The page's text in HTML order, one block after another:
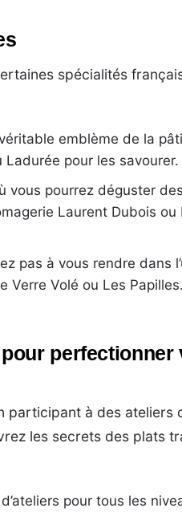
spécialités
emblème de la
pour les savourer.
vous pourrez déguster
Laurent Dubois ou
pas à vous rendre dans
Verre Volé ou Les Papilles.
perfectionner
participant à des ateliers
les secrets des plats
pour tous les